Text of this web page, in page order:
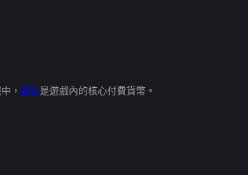
， 鑽石是遊戲內的核心付費貨幣。